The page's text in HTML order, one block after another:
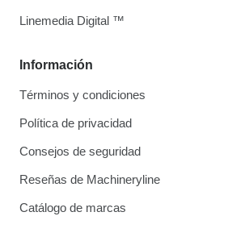
Información
Términos y condiciones
Política de privacidad
Consejos de seguridad
Reseñas de Machineryline
Catálogo de marcas
Linemedia Digital ™